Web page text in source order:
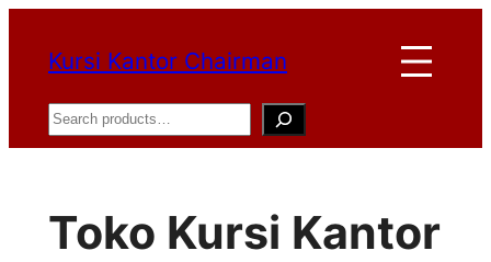
konten
Kursi Kantor Chairman
Search
Toko Kursi Kantor